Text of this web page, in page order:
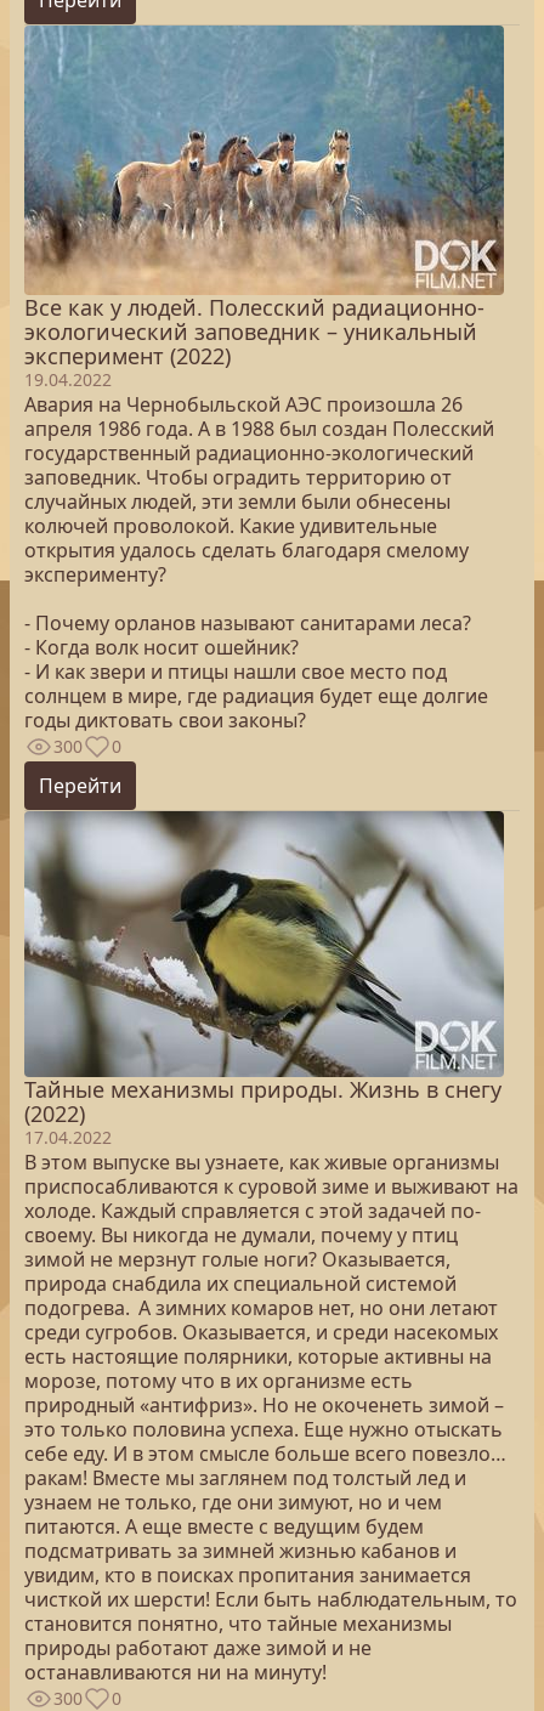
Все как у людей. Полесский радиационно-
экологический заповедник – уникальный
эксперимент (2022)
19.04.2022
Авария на Чернобыльской АЭС произошла 26
апреля 1986 года. А в 1988 был создан Полесский
государственный радиационно-экологический
заповедник. Чтобы оградить территорию от
случайных людей, эти земли были обнесены
колючей проволокой. Какие удивительные
открытия удалось сделать благодаря смелому
эксперименту?
- Почему орланов называют санитарами леса?
- Когда волк носит ошейник?
- И как звери и птицы нашли свое место под
солнцем в мире, где радиация будет еще долгие
годы диктовать свои законы?
300 0
Перейти
Тайные механизмы природы. Жизнь в снегу
(2022)
17.04.2022
В этом выпуске вы узнаете, как живые организмы
приспосабливаются к суровой зиме и выживают на
холоде. Каждый справляется с этой задачей по-
своему. Вы никогда не думали, почему у птиц
зимой не мерзнут голые ноги? Оказывается,
природа снабдила их специальной системой
подогрева. А зимних комаров нет, но они летают
среди сугробов. Оказывается, и среди насекомых
есть настоящие полярники, которые активны на
морозе, потому что в их организме есть
природный «антифриз». Но не окоченеть зимой –
это только половина успеха. Еще нужно отыскать
себе еду. И в этом смысле больше всего повезло…
ракам! Вместе мы заглянем под толстый лед и
узнаем не только, где они зимуют, но и чем
питаются. А еще вместе с ведущим будем
подсматривать за зимней жизнью кабанов и
увидим, кто в поисках пропитания занимается
чисткой их шерсти! Если быть наблюдательным, то
становится понятно, что тайные механизмы
природы работают даже зимой и не
останавливаются ни на минуту!
300 0